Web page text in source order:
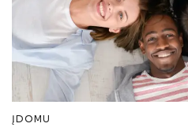
ĮDOMU